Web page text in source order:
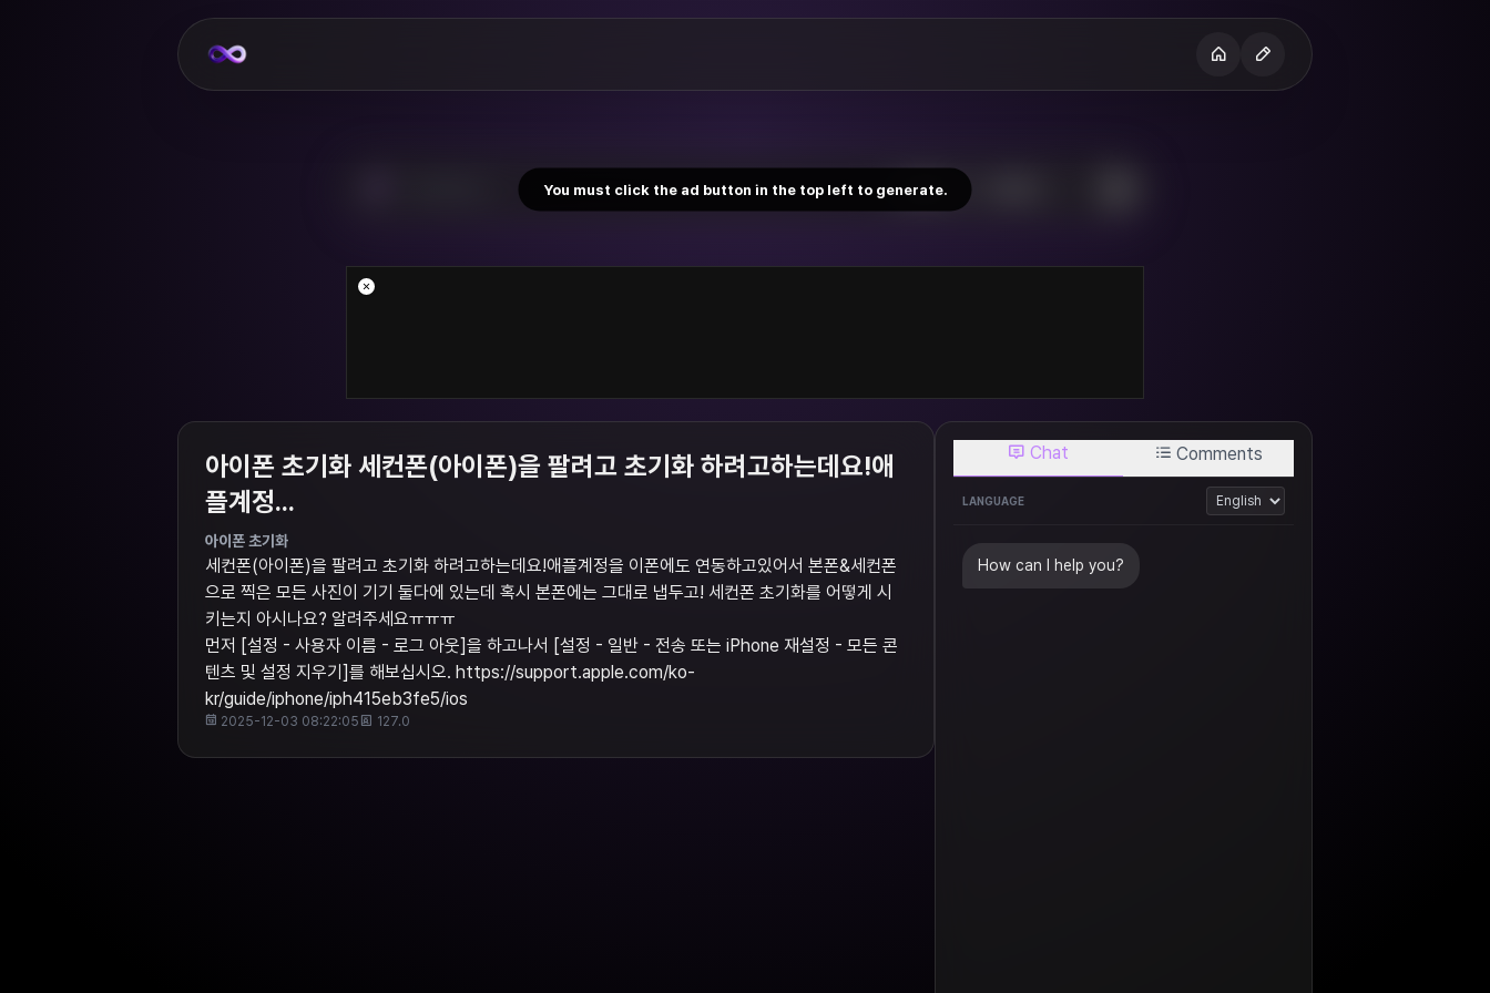
You must click the ad button in the top left to generate.
W
아이폰 초기화 세컨폰(아이폰)을 팔려고 초기화 하려고하는데요!애
플계정...
아이폰 초기화
세컨폰(아이폰)을 팔려고 초기화 하려고하는데요!애플계정을 이폰에도 연동하고있어서 본폰&세컨폰
으로 찍은 모든 사진이 기기 둘다에 있는데 혹시 본폰에는 그대로 냅두고! 세컨폰 초기화를 어떻게 시
키는지 아시나요? 알려주세요ㅠㅠㅠ
먼저 [설정 - 사용자 이름 - 로그 아웃]을 하고나서 [설정 - 일반 - 전송 또는 iPhone 재설정 - 모든 콘
텐츠 및 설정 지우기]를 해보십시오. https://support.apple.com/ko-
kr/guide/iphone/iph415eb3fe5/ios
2025-12-03 08:22:05 127.0
Chat Comments
LANGUAGE
How can I help you?